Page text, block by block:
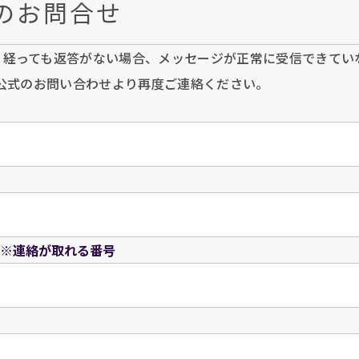
お問合せ
っても返答がない場合、メッセージが正常に受信できて
のお問い合わせより再度ご連絡ください。
連絡が取れる番号